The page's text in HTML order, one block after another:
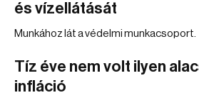
és vízellátását
Munkához lát a védelmi munkacsoport.
Tíz éve nem volt ilyen
infláció